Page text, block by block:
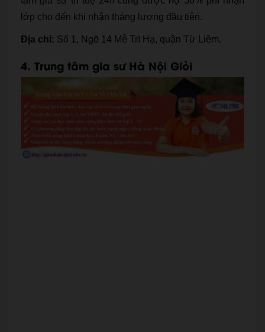
lớp cho đến khi nhận tháng lương đầu tiên.
Địa chỉ: Số 1, Ngõ 14 Mễ Trì Hạ, quận Từ Liêm.
4. Trung tâm gia sư Hà Nội Giỏi